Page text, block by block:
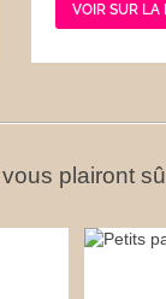
VOIR SUR LA
plairont